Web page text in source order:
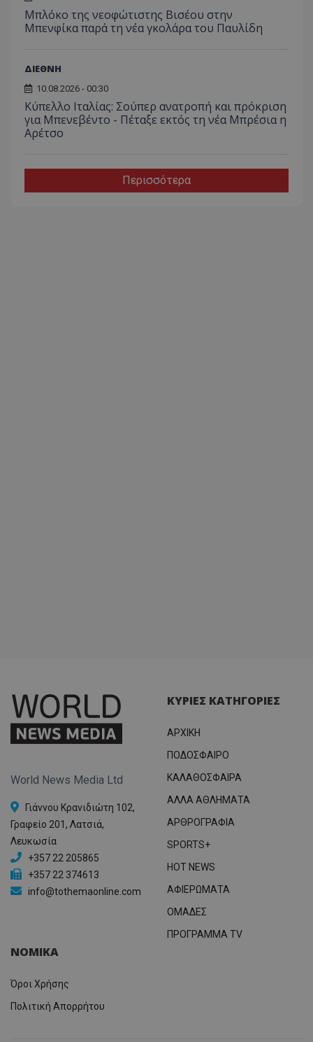
Μπλόκο της νεοφώτιστης Βισέου στην
Μπενφίκα παρά τη νέα γκολάρα του Παυλίδη
ΔΙΕΘΝΗ
10.08.2026 - 00:30
Κύπελλο Ιταλίας: Σούπερ ανατροπή και πρόκριση
για Μπενεβέντο - Πέταξε εκτός τη νέα Μπρέσια η
Αρέτσο
Περισσότερα
World News Media Ltd
Γιάννου Κρανιδιώτη 102,
Γραφείο 201, Λατσιά,
Λευκωσία
+357 22 205865
+357 22 374613
info@tothemaonline.com
ΚΥΡΙΕΣ ΚΑΤΗΓΟΡΙΕΣ
ΑΡΧΙΚΗ
ΠΟΔΟΣΦΑΙΡΟ
ΚΑΛΑΘΟΣΦΑΙΡΑ
ΑΛΛΑ ΑΘΛΗΜΑΤΑ
ΑΡΘΡΟΓΡΑΦΙΑ
SPORTS+
HOT NEWS
ΑΦΙΕΡΩΜΑΤΑ
ΟΜΑΔΕΣ
ΠΡΟΓΡΑΜΜΑ TV
ΝΟΜΙΚΑ
Όροι Χρήσης
Πολιτική Απορρήτου